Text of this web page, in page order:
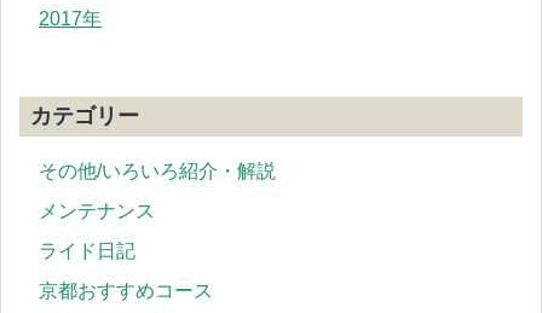
2017年
カテゴリー
その他/いろいろ紹介・解説
メンテナンス
ライド日記
京都おすすめコース